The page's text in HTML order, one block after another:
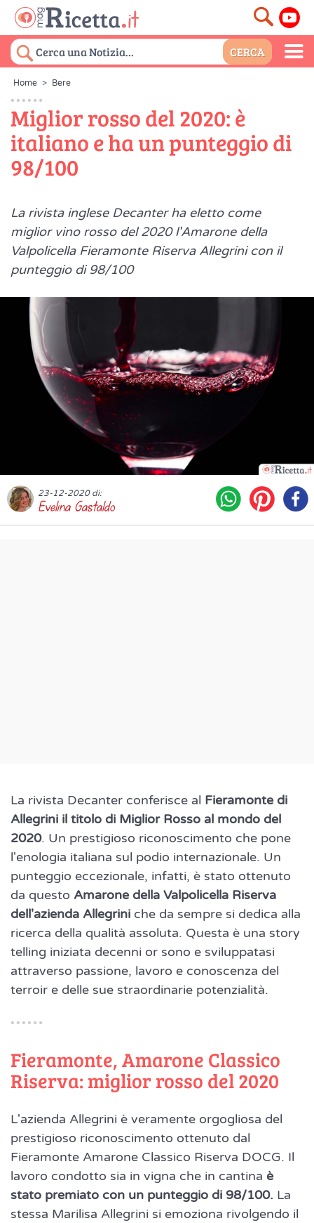
Home > Bere
Miglior rosso del 2020: è
italiano e ha un punteggio di
98/100
La rivista inglese Decanter ha eletto come
miglior vino rosso del 2020 l'Amarone della
Valpolicella Fieramonte Riserva Allegrini con il
punteggio di 98/100
23-12-2020 di:
Evelina Gastaldo
La rivista Decanter conferisce al Fieramonte di
Allegrini il titolo di Miglior Rosso al mondo del
2020. Un prestigioso riconoscimento che pone
l'enologia italiana sul podio internazionale. Un
punteggio eccezionale, infatti, è stato ottenuto
da questo Amarone della Valpolicella Riserva
dell'azienda Allegrini che da sempre si dedica alla
ricerca della qualità assoluta. Questa è una story
telling iniziata decenni or sono e sviluppatasi
attraverso passione, lavoro e conoscenza del
terroir e delle sue straordinarie potenzialità.
Fieramonte, Amarone Classico
Riserva: miglior rosso del 2020
L'azienda Allegrini è veramente orgogliosa del
prestigioso riconoscimento ottenuto dal
Fieramonte Amarone Classico Riserva DOCG. Il
lavoro condotto sia in vigna che in cantina è
stato premiato con un punteggio di 98/100. La
stessa Marilisa Allegrini si emoziona rivolgendo il